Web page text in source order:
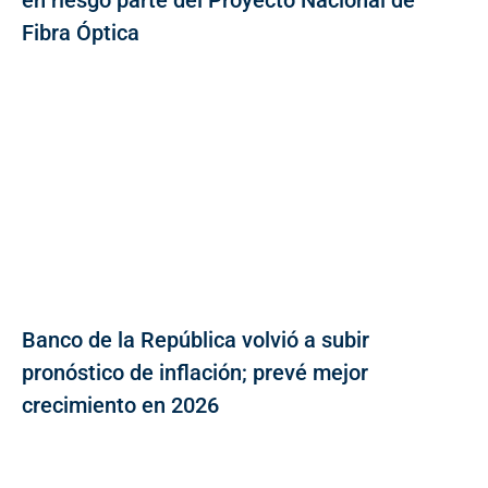
Fibra Óptica
Banco de la República volvió a subir
pronóstico de inflación; prevé mejor
crecimiento en 2026